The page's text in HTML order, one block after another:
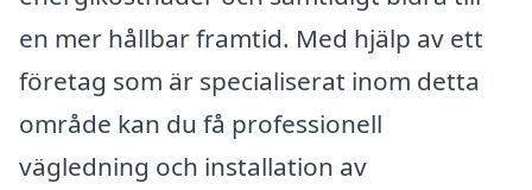
en mer hållbar framtid. Med hjälp av ett
företag som är specialiserat inom detta
område kan du få professionell
vägledning och installation av